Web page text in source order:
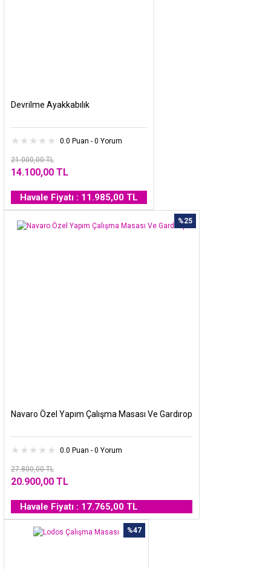
Devrilme Ayakkabılık
0.0 Puan - 0 Yorum
21.000,00 TL
14.100,00 TL
Havale Fiyatı : 11.985,00 TL
%25
Navaro Özel Yapım Çalışma Masası Ve Gardırop
0.0 Puan - 0 Yorum
27.800,00 TL
20.900,00 TL
Havale Fiyatı : 17.765,00 TL
%47